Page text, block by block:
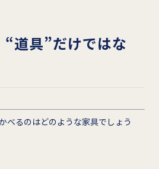
道具”だけではな
べるのはどのような家具でしょう